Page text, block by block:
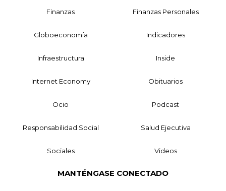
Finanzas Finanzas Personales
Globoeconomía Indicadores
Infraestructura Inside
Internet Economy Obituarios
Ocio Podcast
Responsabilidad Social Salud Ejecutiva
Sociales Videos
MANTÉNGASE CONECTADO